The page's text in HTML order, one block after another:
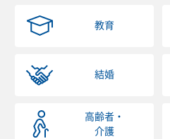
教育
結婚
高齢者・
介護